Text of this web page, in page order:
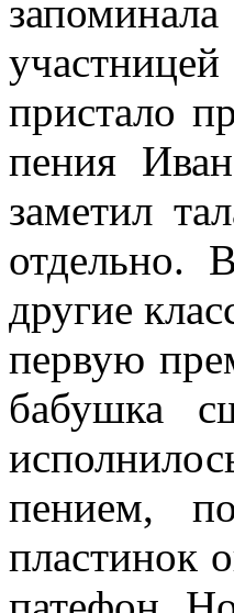
пристало
пения
заметил
отдельно.
другие
первую
бабушка
пением,
пластинок